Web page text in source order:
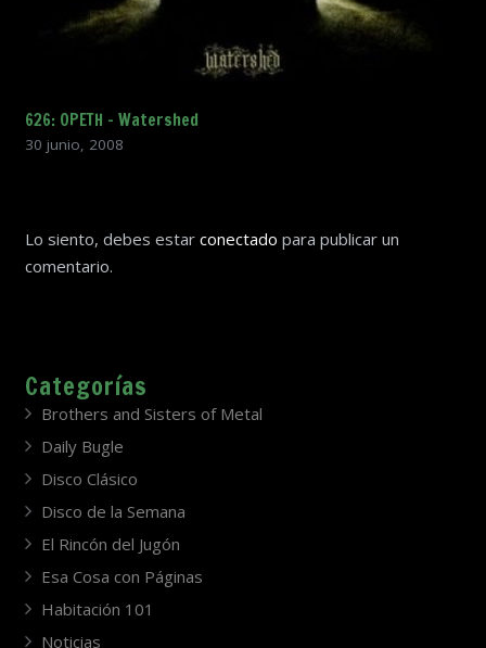
626: OPETH – Watershed
30 junio, 2008
Lo siento, debes estar conectado para publicar un
comentario.
Categorías
Brothers and Sisters of Metal
Daily Bugle
Disco Clásico
Disco de la Semana
El Rincón del Jugón
Esa Cosa con Páginas
Habitación 101
Noticias